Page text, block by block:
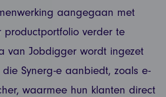
aangegaan met
verder te
van Jobdigger wordt ingezet
Synerg-e aanbiedt, zoals e-
waarmee hun klanten direct